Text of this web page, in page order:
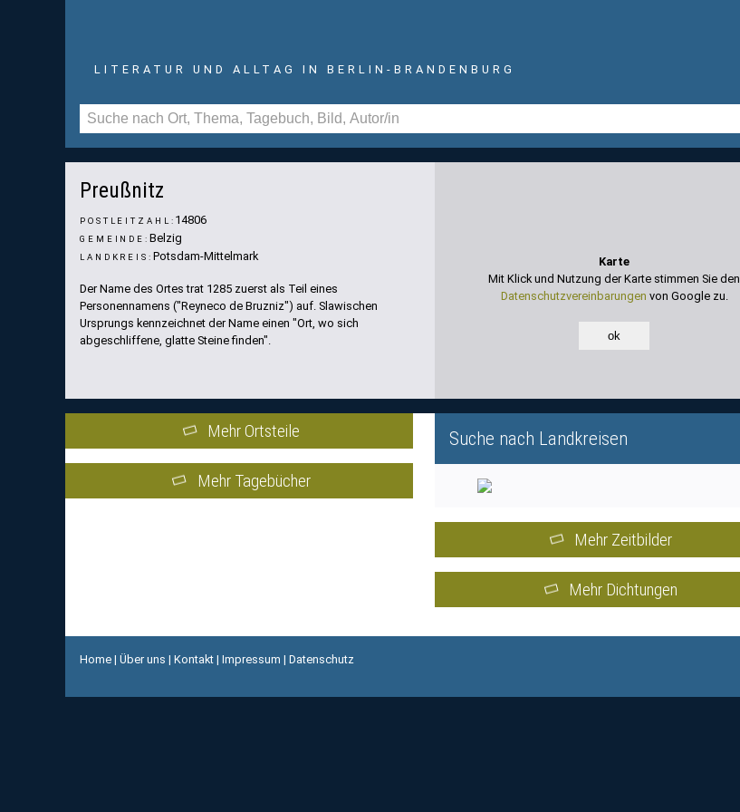
LITERATUR UND ALLTAG IN BERLIN-BRANDENBURG
Foto: Wikipedia (Lienhard Schulz)
Preußnitz
POSTLEITZAHL: 14806
GEMEINDE: Belzig
LANDKREIS: Potsdam-Mittelmark
Der Name des Ortes trat 1285 zuerst als Teil eines
Personennamens ("Reyneco de Bruzniz") auf. Slawischen
Ursprungs kennzeichnet der Name einen "Ort, wo sich
abgeschliffene, glatte Steine finden".
Karte
Mit Klick und Nutzung der Karte stimmen Sie den
Datenschutzvereinbarungen von Google zu.
ok
Mehr Ortsteile
Mehr Tagebücher
Suche nach Landkreisen
Mehr Zeitbilder
Mehr Dichtungen
Home | Über uns | Kontakt | Impressum | Datenschutz